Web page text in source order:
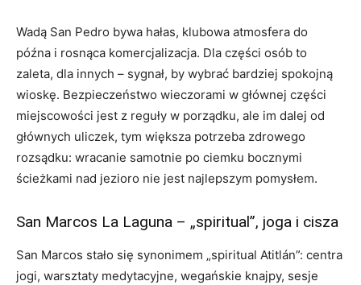
Wadą San Pedro bywa hałas, klubowa atmosfera do
późna i rosnąca komercjalizacja. Dla części osób to
zaleta, dla innych – sygnał, by wybrać bardziej spokojną
wioskę. Bezpieczeństwo wieczorami w głównej części
miejscowości jest z reguły w porządku, ale im dalej od
głównych uliczek, tym większa potrzeba zdrowego
rozsądku: wracanie samotnie po ciemku bocznymi
ścieżkami nad jezioro nie jest najlepszym pomysłem.
San Marcos La Laguna – „spiritual”, joga i cisza
San Marcos stało się synonimem „spiritual Atitlán”: centra
jogi, warsztaty medytacyjne, wegańskie knajpy, sesje